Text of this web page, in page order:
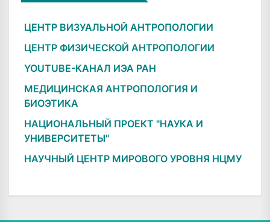
ЦЕНТР ВИЗУАЛЬНОЙ АНТРОПОЛОГИИ
ЦЕНТР ФИЗИЧЕСКОЙ АНТРОПОЛОГИИ
YOUTUBE-КАНАЛ ИЭА РАН
МЕДИЦИНСКАЯ АНТРОПОЛОГИЯ И
БИОЭТИКА
НАЦИОНАЛЬНЫЙ ПРОЕКТ "НАУКА И
УНИВЕРСИТЕТЫ"
НАУЧНЫЙ ЦЕНТР МИРОВОГО УРОВНЯ НЦМУ